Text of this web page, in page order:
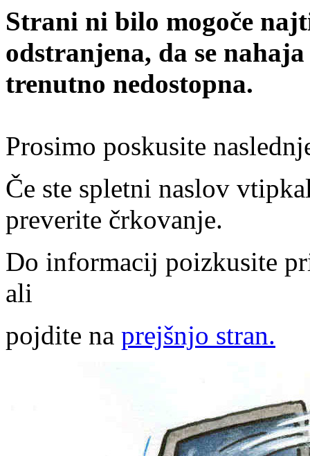
Strani ni bilo mogoče
odstranjena, da se
trenutno nedostopna.
Prosimo poskusite
Če ste spletni naslov
preverite črkovanje.
Do informacij poizkusite
ali
pojdite na prejšnjo stran.